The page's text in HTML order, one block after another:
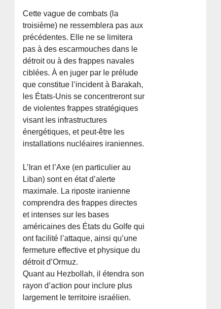
Cette vague de combats (la
troisième) ne ressemblera pas aux
précédentes. Elle ne se limitera
pas à des escarmouches dans le
détroit ou à des frappes navales
ciblées. À en juger par le prélude
que constitue l’incident à Barakah,
les États-Unis se concentreront sur
de violentes frappes stratégiques
visant les infrastructures
énergétiques, et peut-être les
installations nucléaires iraniennes.
L’Iran et l’Axe (en particulier au
Liban) sont en état d’alerte
maximale. La riposte iranienne
comprendra des frappes directes
et intenses sur les bases
américaines des États du Golfe qui
ont facilité l’attaque, ainsi qu’une
fermeture effective et physique du
détroit d’Ormuz.
Quant au Hezbollah, il étendra son
rayon d’action pour inclure plus
largement le territoire israélien.